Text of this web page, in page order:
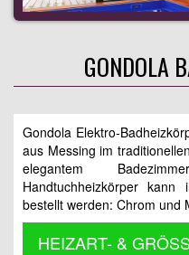
GONDOLA
Gondola Elektro-
aus Messing im
elegantem
Handtuchheizkörper
bestellt werden: Chrom und
HEIZART- &